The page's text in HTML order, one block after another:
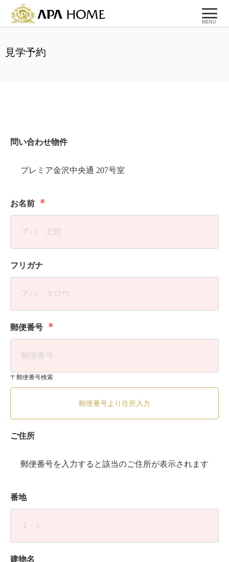
MENU
見学予約
問い合わせ物件
プレミア金沢中央通 207号室
お名前 ※
フリガナ
郵便番号 ※
〒郵便番号検索
郵便番号より住所入力
ご住所
郵便番号を入力すると該当のご住所が表示されます
番地
建物名